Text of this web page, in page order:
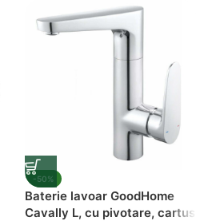
-50%
Baterie lavoar GoodHome
Cavally L, cu pivotare, cartus